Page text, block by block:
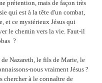
prétention, mais de façon très
qui est à la tête d'un combat,
et ce mystérieux Jésus qui
le chemin vers la vie. Faut-il
?
Nazareth, le fils de Marie, le
nous vraiment Jésus ?
chercher à le connaître de